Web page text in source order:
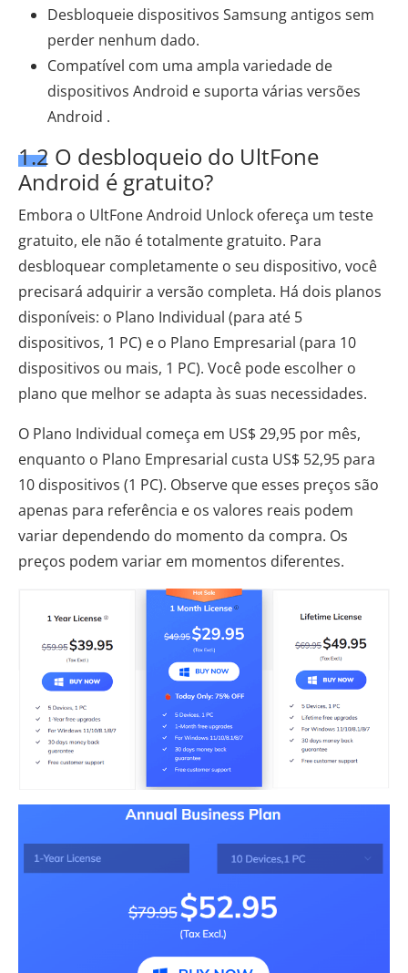
Desbloqueie dispositivos Samsung antigos sem
perder nenhum dado.
Compatível com uma ampla variedade de
dispositivos Android e suporta várias versões
Android .
1.2 O desbloqueio do UltFone
Android é gratuito?
Embora o UltFone Android Unlock ofereça um teste
gratuito, ele não é totalmente gratuito. Para
desbloquear completamente o seu dispositivo, você
precisará adquirir a versão completa. Há dois planos
disponíveis: o Plano Individual (para até 5
dispositivos, 1 PC) e o Plano Empresarial (para 10
dispositivos ou mais, 1 PC). Você pode escolher o
plano que melhor se adapta às suas necessidades.
O Plano Individual começa em US$ 29,95 por mês,
enquanto o Plano Empresarial custa US$ 52,95 para
10 dispositivos (1 PC). Observe que esses preços são
apenas para referência e os valores reais podem
variar dependendo do momento da compra. Os
preços podem variar em momentos diferentes.